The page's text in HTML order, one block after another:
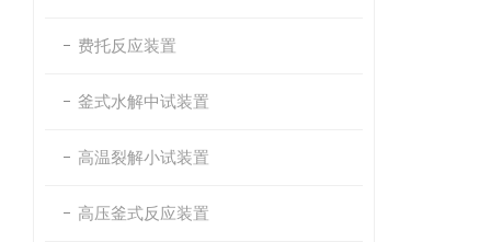
费托反应装置
釜式水解中试装置
高温裂解小试装置
高压釜式反应装置